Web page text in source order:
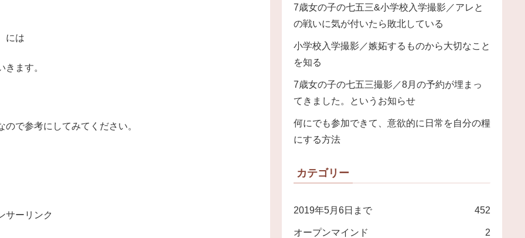
には
ます。
で参考にしてみてください。
サーリンク
7歳女の子の七五三&小学校入学撮影／アレと
の戦いに気が付いたら敗北している
小学校入学撮影／嫉妬するものから大切なこと
を知る
7歳女の子の七五三撮影／8月の予約が埋まっ
てきました。というお知らせ
何にでも参加できて、意欲的に日常を自分の糧
にする方法
カテゴリー
2019年5月6日まで 452
オープンマインド 2